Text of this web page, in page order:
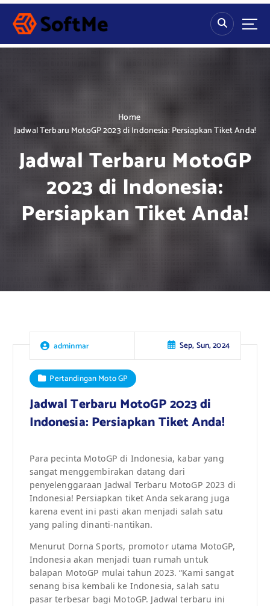
S
p
Home
Jadwal Terbaru MotoGP 2023 di Indonesia: Persiapkan Tiket Anda!
Jadwal Terbaru MotoGP
2023 di Indonesia:
Persiapkan Tiket Anda!
adminmar Sep, Sun, 2024
Pertandingan Moto GP
Jadwal Terbaru MotoGP 2023 di
Indonesia: Persiapkan Tiket Anda!
Para pecinta MotoGP di Indonesia, kabar yang
sangat menggembirakan datang dari
penyelenggaraan Jadwal Terbaru MotoGP 2023 di
Indonesia! Persiapkan tiket Anda sekarang juga
karena event ini pasti akan menjadi salah satu
yang paling dinanti-nantikan.
Menurut Dorna Sports, promotor utama MotoGP,
Indonesia akan menjadi tuan rumah untuk
balapan MotoGP mulai tahun 2023. “Kami sangat
senang bisa kembali ke Indonesia, salah satu
pasar terbesar bagi MotoGP. Jadwal terbaru ini